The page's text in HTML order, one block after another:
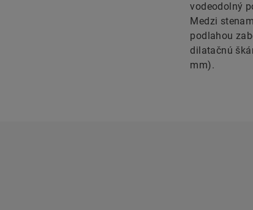
vodeodolný
Medzi
podlahou
dilatačnú
mm).